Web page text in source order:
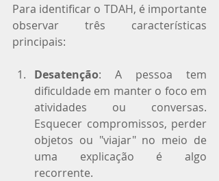
Para identificar o TDAH, é importante
observar três características
principais:
Desatenção: A pessoa tem
dificuldade em manter o foco em
atividades ou conversas.
Esquecer compromissos, perder
objetos ou "viajar" no meio de
uma explicação é algo
recorrente.